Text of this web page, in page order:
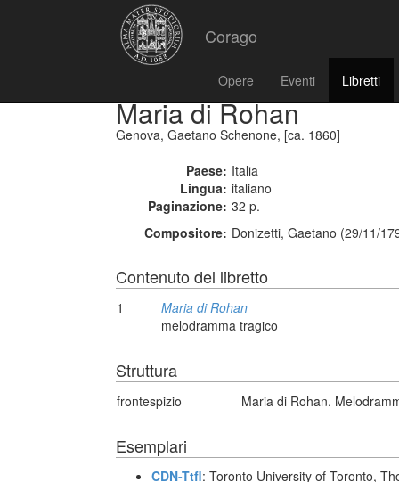
Corago
Opere Eventi Libretti
Maria di Rohan
Genova, Gaetano Schenone, [ca. 1860]
Paese: Italia
Lingua: italiano
Paginazione: 32 p.
Compositore: Donizetti, Gaetano (29/11/
Contenuto del libretto
1
Maria di Rohan
melodramma tragico
Struttura
frontespizio Maria di Rohan.
Esemplari
CDN-Ttfl: Toronto University of Toronto,